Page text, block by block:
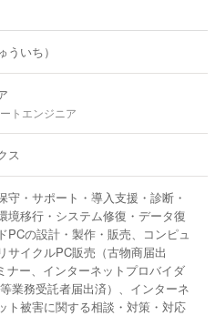
コン相談会 開催（小郡市）
ITの多様なメリットと危険性を学
師（福岡市）
ー 講師（福岡市）
会 パソコン相談会（福岡市）
「英語で学ぶIT用語」講座（福岡
リティー講座 講師
修
家派遣 専門家登録
小企業・小規模事業者ワンストップ
中小企業119】専門家就任
小企業・小規模事業者ワンストップ
中小企業119】専門家就任
小企業・小規模事業者ワンストップ
中小企業119】専門家就任
いち）
トエンジニア
ス
守・サポート・導入支援・診断・
境移行・システム修復・データ復
PCの設計・製作・販売、コンピュ
サイクルPC販売（古物商届出
ナー、インターネットプロバイダ
業務受託者届出済）、インターネ
ト被害に関する相談・対策・対応